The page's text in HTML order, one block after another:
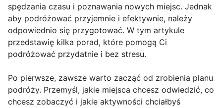
spędzania czasu i poznawania nowych miejsc. Jednak
aby podróżować przyjemnie i efektywnie, należy
odpowiednio się przygotować. W tym artykule
przedstawię kilka porad, które pomogą Ci
podróżować przydatnie i bez stresu.
Po pierwsze, zawsze warto zacząć od zrobienia planu
podróży. Przemyśl, jakie miejsca chcesz odwiedzić, co
chcesz zobaczyć i jakie aktywności chciałbyś